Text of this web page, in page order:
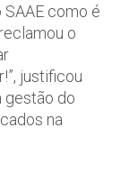
como é
o
justificou
gestão do
na